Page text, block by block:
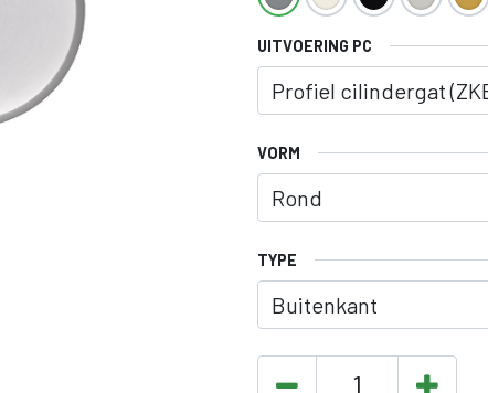
UITVOERING PC
VORM
TYPE